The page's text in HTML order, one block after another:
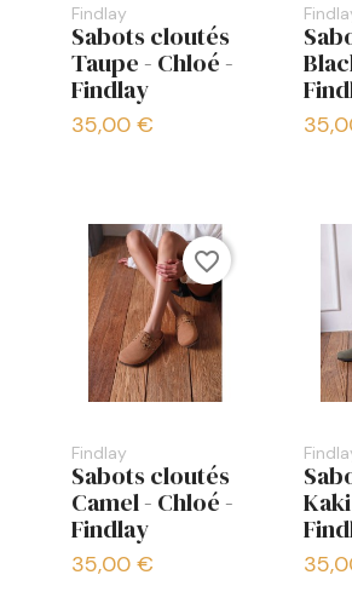
Findlay
Sabots cloutés
Taupe - Chloé -
Findlay
35,00 €
Findlay
Sabots cloutés
Camel - Chloé -
Findlay
35,00 €
favorite_border